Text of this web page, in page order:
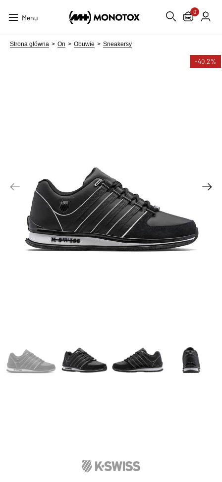
Menu
0
Strona główna On Obuwie Sneakersy
-40,2%